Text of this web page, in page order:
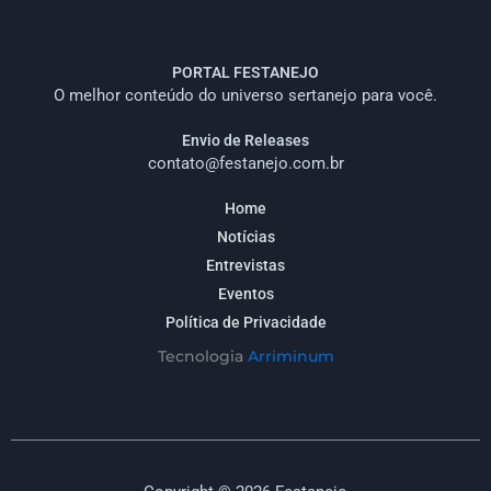
PORTAL FESTANEJO
O melhor conteúdo do universo sertanejo para você.
Envio de Releases
contato@festanejo.com.br
Home
Notícias
Entrevistas
Eventos
Política de Privacidade
Tecnologia Arriminum